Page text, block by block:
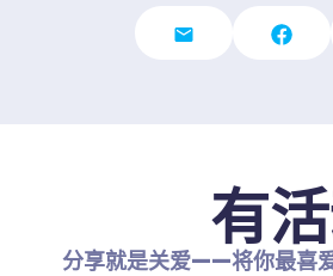
有
分享就是关爱——将你最喜